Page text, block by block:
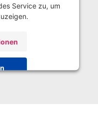
Service zu, um